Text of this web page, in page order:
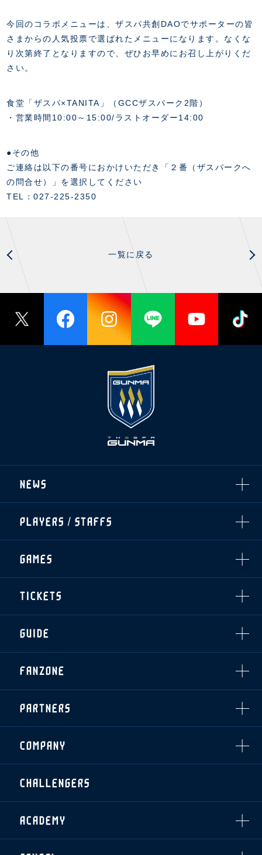
今回のコラボメニューは、ザスパ共創DAOでサポーターの皆
さまからの人気投票で選ばれたメニューになります。なくな
り次第終了となりますので、ぜひお早めにお召し上がりくだ
さい。
食堂「ザスパ×TANITA」（GCCザスパーク2階）
・営業時間10:00～15:00/ラストオーダー14:00
●その他
ご連絡は以下の番号におかけいただき「２番（ザスパークへ
の問合せ）」を選択してください
TEL：027-225-2350
一覧に戻る
NEWS
TOPICS
CLUB
TOP TEAM
THESPARK
PLAYERS / STAFFS
トレーニング見学について
・注意事項
・練習場ごとの注意事項
GAMES
順位表
ホームイベント情報
TICKETS
・前売・当日チケット
・発売日
・優待チケット
シーズンシート
・法人シーズンシート
GUIDE
スタジアムアクセス
スタジアムルール
クラブプロパティ
ホームイベント情報
運営サポートスタッフ募集
FANZONE
ファンクラブ
グッズ
ザスパタイムズ
クラブアンバサダー
PARTNERS
アシストパートナー
ザスパ応援店紹介
ホームタウン活動
ふるさと納税
COMPANY
拠点一覧
フィロソフィー
クラブについて（エンブレム・ロゴ等）
CHALLENGERS
ACADEMY